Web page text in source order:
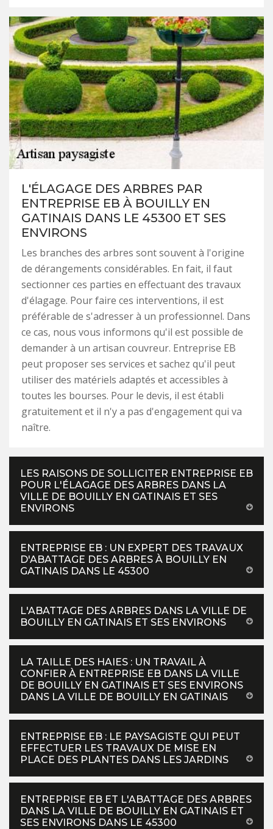
L'ÉLAGAGE DES ARBRES PAR
ENTREPRISE EB À BOUILLY EN
GATINAIS DANS LE 45300 ET SES
ENVIRONS
Les branches des arbres sont souvent à l'origine
de dérangements considérables. En fait, il faut
sectionner ces parties en effectuant des travaux
d'élagage. Pour faire ces interventions, il est
préférable de s'adresser à un professionnel. Dans
ce cas, nous vous informons qu'il est possible de
demander à un artisan couvreur. Entreprise EB
peut proposer ses services et sachez qu'il peut
utiliser des matériels adaptés et accessibles à
toutes les bourses. Pour le devis, il est établi
gratuitement et il n'y a pas d'engagement qui va
naître.
LES RAISONS DE SOLLICITER ENTREPRISE EB
POUR L'ÉLAGAGE DES ARBRES DANS LA
VILLE DE BOUILLY EN GATINAIS ET SES
ENVIRONS
ENTREPRISE EB : UN EXPERT DES TRAVAUX
D'ABATTAGE DES ARBRES À BOUILLY EN
GATINAIS DANS LE 45300
L'ABATTAGE DES ARBRES DANS LA VILLE DE
BOUILLY EN GATINAIS ET SES ENVIRONS
LA TAILLE DES HAIES : UN TRAVAIL À
CONFIER À ENTREPRISE EB DANS LA VILLE
DE BOUILLY EN GATINAIS ET SES ENVIRONS
DANS LA VILLE DE BOUILLY EN GATINAIS
ENTREPRISE EB : LE PAYSAGISTE QUI PEUT
EFFECTUER LES TRAVAUX DE MISE EN
PLACE DES PLANTES DANS LES JARDINS
ENTREPRISE EB ET L'ABATTAGE DES ARBRES
DANS LA VILLE DE BOUILLY EN GATINAIS ET
SES ENVIRONS DANS LE 45300